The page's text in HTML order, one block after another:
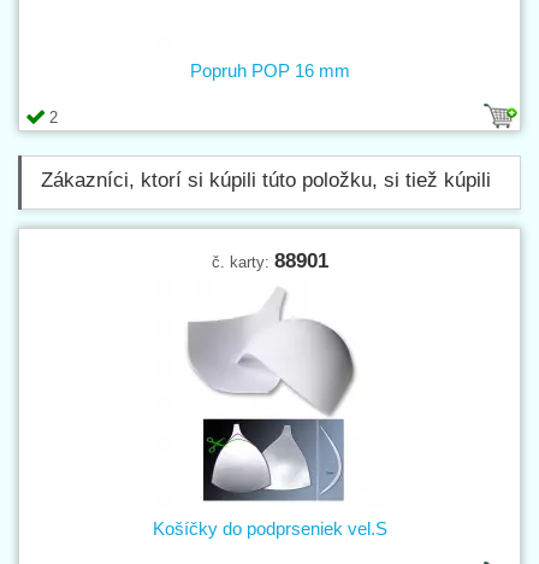
2
Popruh POP 16 mm
Zákazníci, ktorí si kúpili túto položku, si tiež kúpili
č. karty: 88901
Košíčky do podprseniek vel.S